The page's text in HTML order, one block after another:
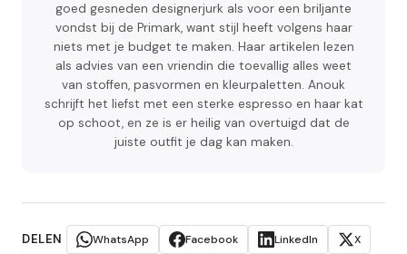
goed gesneden designerjurk als voor een briljante
vondst bij de Primark, want stijl heeft volgens haar
niets met je budget te maken. Haar artikelen lezen
als advies van een vriendin die toevallig alles weet
van stoffen, pasvormen en kleurpaletten. Anouk
schrijft het liefst met een sterke espresso en haar kat
op schoot, en ze is er heilig van overtuigd dat de
juiste outfit je dag kan maken.
DELEN WhatsApp Facebook LinkedIn
X